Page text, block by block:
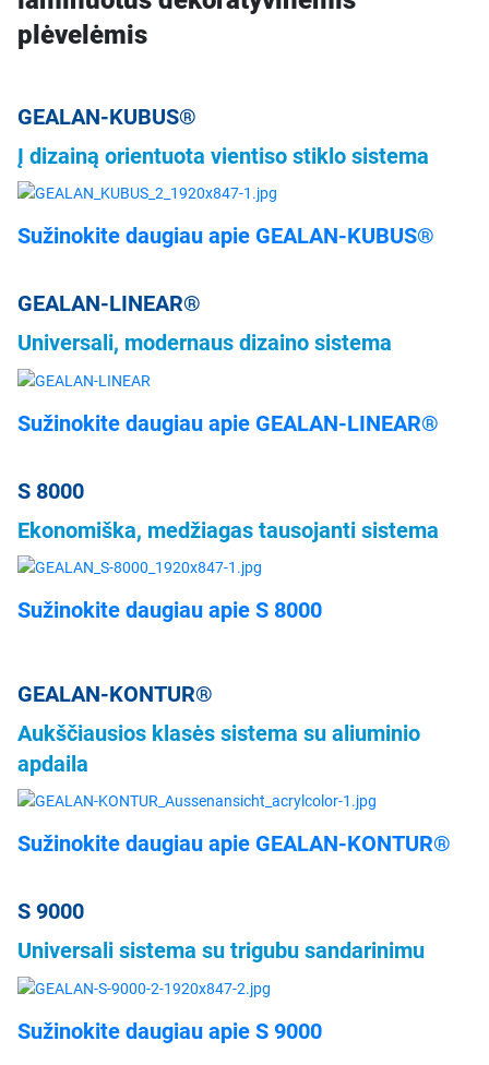
plėvelėmis
GEALAN-KUBUS®
Į dizainą orientuota vientiso stiklo sistema
Sužinokite daugiau apie GEALAN-KUBUS®
GEALAN-LINEAR®
Universali, modernaus dizaino sistema
Sužinokite daugiau apie GEALAN-LINEAR®
S 8000
Ekonomiška, medžiagas tausojanti sistema
Sužinokite daugiau apie S 8000
GEALAN-KONTUR®
Aukščiausios klasės sistema su aliuminio
apdaila
Sužinokite daugiau apie GEALAN-KONTUR®
S 9000
Universali sistema su trigubu sandarinimu
Sužinokite daugiau apie S 9000